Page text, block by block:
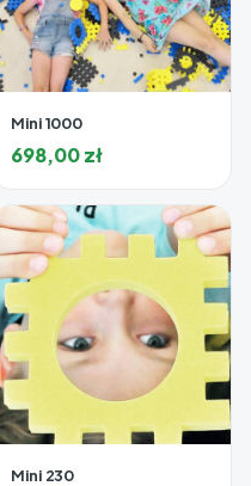
Mini 1000
698,00zł
Mini 230